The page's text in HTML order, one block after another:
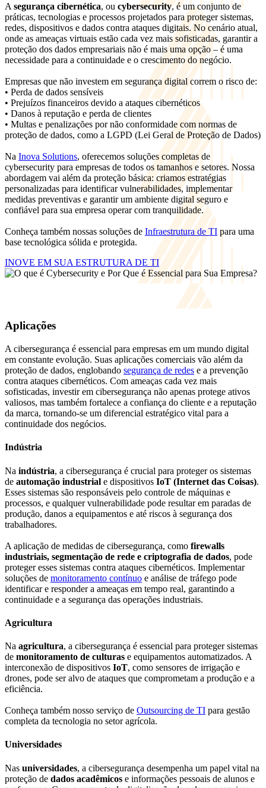
A segurança cibernética, ou cybersecurity, é um conjunto de
práticas, tecnologias e processos projetados para proteger sistemas,
redes, dispositivos e dados contra ataques digitais. No cenário atual,
onde as ameaças virtuais estão cada vez mais sofisticadas, garantir a
proteção dos dados empresariais não é mais uma opção – é uma
necessidade para a continuidade e o crescimento do negócio.
Empresas que não investem em segurança digital correm o risco de:
• Perda de dados sensíveis
• Prejuízos financeiros devido a ataques cibernéticos
• Danos à reputação e perda de clientes
• Multas e penalizações por não conformidade com normas de
proteção de dados, como a LGPD (Lei Geral de Proteção de Dados)
Na Inova Solutions, oferecemos soluções completas de
cybersecurity para empresas de todos os tamanhos e setores. Nossa
abordagem vai além da proteção básica: criamos estratégias
personalizadas para identificar vulnerabilidades, implementar
medidas preventivas e garantir um ambiente digital seguro e
confiável para sua empresa operar com tranquilidade.
Conheça também nossas soluções de Infraestrutura de TI para uma
base tecnológica sólida e protegida.
INOVE EM SUA ESTRUTURA DE TI
Aplicações
A cibersegurança é essencial para empresas em um mundo digital
em constante evolução. Suas aplicações comerciais vão além da
proteção de dados, englobando segurança de redes e a prevenção
contra ataques cibernéticos. Com ameaças cada vez mais
sofisticadas, investir em cibersegurança não apenas protege ativos
valiosos, mas também fortalece a confiança do cliente e a reputação
da marca, tornando-se um diferencial estratégico vital para a
continuidade dos negócios.
Indústria
Na indústria, a cibersegurança é crucial para proteger os sistemas
de automação industrial e dispositivos IoT (Internet das Coisas).
Esses sistemas são responsáveis pelo controle de máquinas e
processos, e qualquer vulnerabilidade pode resultar em paradas de
produção, danos a equipamentos e até riscos à segurança dos
trabalhadores.
A aplicação de medidas de cibersegurança, como firewalls
industriais, segmentação de rede e criptografia de dados, pode
proteger esses sistemas contra ataques cibernéticos. Implementar
soluções de monitoramento contínuo e análise de tráfego pode
identificar e responder a ameaças em tempo real, garantindo a
continuidade e a segurança das operações industriais.
Agricultura
Na agricultura, a cibersegurança é essencial para proteger sistemas
de monitoramento de culturas e equipamentos automatizados. A
interconexão de dispositivos IoT, como sensores de irrigação e
drones, pode ser alvo de ataques que comprometam a produção e a
eficiência.
Conheça também nosso serviço de Outsourcing de TI para gestão
completa da tecnologia no setor agrícola.
Universidades
Nas universidades, a cibersegurança desempenha um papel vital na
proteção de dados acadêmicos e informações pessoais de alunos e